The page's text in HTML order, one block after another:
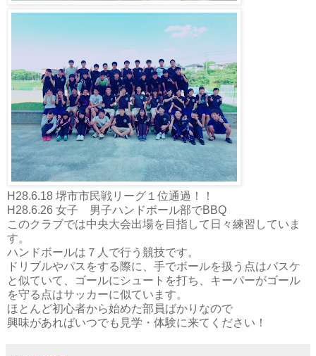
H28.6.18 堺市市民戦リーグ１位通過！！
H28.6.26 女子 男子ハンドボール部でBBQ
このクラブでは中央大会出場を目指して日々練習していま
す。
ハンドボールは７人で行う競技です。
ドリブルやパスをする際に、手でボールを扱う点はバスケ
と似ていて、ゴールにシュートを打ち、キーパーがゴール
を守る点はサッカーに似ています。
ほとんど初心者から始めた部員ばかりなので
興味があればいつでも見学・体験に来てください！